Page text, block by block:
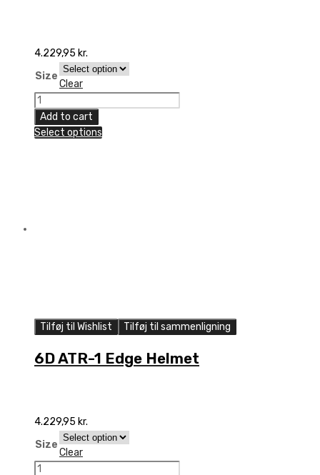
4.229,95 kr.
Size
Clear
6D
ATR-
1
Add to cart
Select options
Tilføj til Wishlist Tilføj til sammenligning
6D ATR-1 Edge Helmet
4.229,95 kr.
Size
Clear
6D